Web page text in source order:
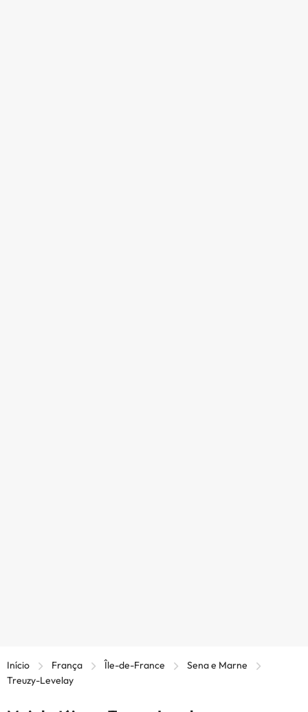
Início França Île-de-France
Sena e Marne
Treuzy-Levelay